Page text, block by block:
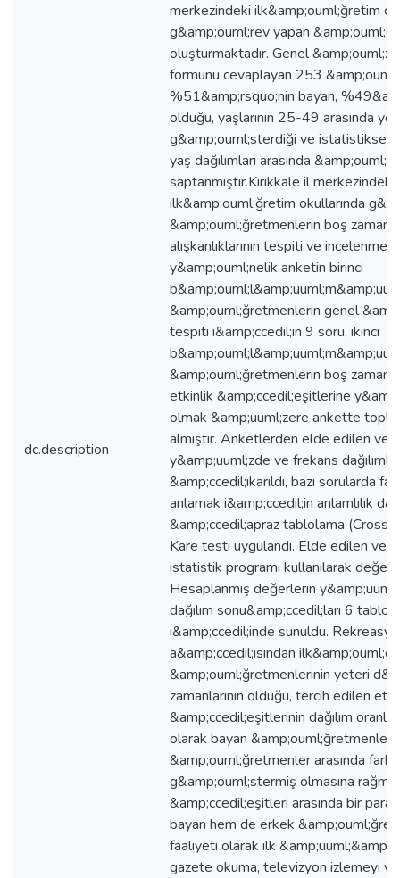
dc.description
merkezindeki ilk&amp;ouml;ğretim
g&amp;ouml;rev yapan
oluşturmaktadır. Genel
formunu cevaplayan 253
%51&amp;rsquo;nin bayan,
olduğu, yaşlarının 25-49 arasında
g&amp;ouml;sterdiği ve istatistiksel
yaş dağılımları arasında
saptanmıştır.Kırıkkale il merkezindeki
ilk&amp;ouml;ğretim okullarında
&amp;ouml;ğretmenlerin boş
alışkanlıklarının tespiti ve
y&amp;ouml;nelik anketin birinci
&amp;ouml;ğretmenlerin genel
tespiti i&amp;ccedil;in 9 soru, ikinci
&amp;ouml;ğretmenlerin boş
etkinlik &amp;ccedil;eşitlerine
olmak &amp;uuml;zere ankette
almıştır. Anketlerden elde edilen
y&amp;uuml;zde ve frekans
&amp;ccedil;ıkarıldı, bazı sorularda
anlamak i&amp;ccedil;in anlamlılık
&amp;ccedil;apraz tablolama
Kare testi uygulandı. Elde edilen
istatistik programı kullanılarak
Hesaplanmış değerlerin
dağılım sonu&amp;ccedil;ları 6 tablo
i&amp;ccedil;inde sunuldu.
a&amp;ccedil;ısından
&amp;ouml;ğretmenlerinin yeteri
zamanlarının olduğu, tercih edilen
&amp;ccedil;eşitlerinin dağılım
olarak bayan
&amp;ouml;ğretmenler arasında fark
g&amp;ouml;stermiş olmasına
&amp;ccedil;eşitleri arasında bir
bayan hem de erkek
faaliyeti olarak ilk
gazete okuma, televizyon izlemeyi